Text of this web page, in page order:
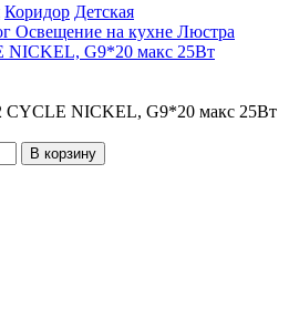
Коридор Детская
Освещение на кухне Люстра
NICKEL, G9*20 макс 25Вт
CYCLE NICKEL, G9*20 макс 25Вт
В корзину